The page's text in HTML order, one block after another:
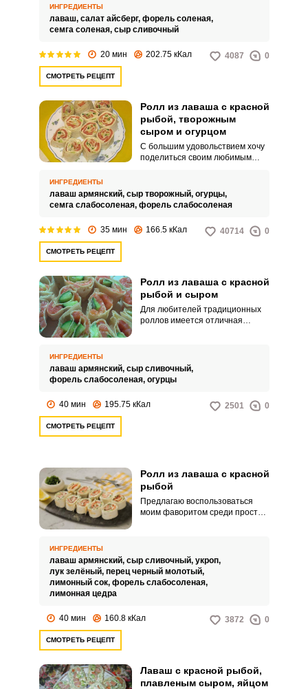
времени частенько спасает
хозяек на кухне.
ИНГРЕДИЕНТЫ
лаваш, салат айсберг, форель соленая,
семга соленая, сыр сливочный
20 мин 202.75 кКал 4087 0
СМОТРЕТЬ РЕЦЕПТ
Ролл из лаваша с красной
рыбой, творожным
сыром и огурцом
С большим удовольствием хочу
поделиться своим любимым
сыром и огурцом. Закуска
получается безумно ароматной
ИНГРЕДИЕНТЫ
лаваш армянский, сыр творожный, огурцы,
семга слабосоленая, форель слабосоленая
35 мин 166.5 кКал 40714 0
СМОТРЕТЬ РЕЦЕПТ
Ролл из лаваша с красной
рыбой и сыром
Для любителей традиционных
роллов имеется отличная
ролл из лаваша с красной
рыбой и сыром.
ИНГРЕДИЕНТЫ
лаваш армянский, сыр сливочный,
форель слабосоленая, огурцы
40 мин 195.75 кКал 2501 0
СМОТРЕТЬ РЕЦЕПТ
Ролл из лаваша с красной
рыбой
Предлагаю воспользоваться
моим фаворитом среди простых
фантастически аппетитным,
ярким и нарядным.
ИНГРЕДИЕНТЫ
лаваш армянский, сыр сливочный, укроп,
лук зелёный, перец черный молотый,
лимонный сок, форель слабосоленая,
лимонная цедра
40 мин 160.8 кКал 3872 0
СМОТРЕТЬ РЕЦЕПТ
Лаваш с красной рыбой,
плавленым сыром, яйцом